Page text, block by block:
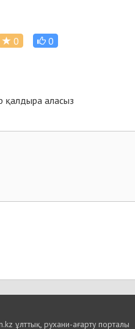
0 0
қалдыра аласыз
ұлттық, рухани-ағарту порталы